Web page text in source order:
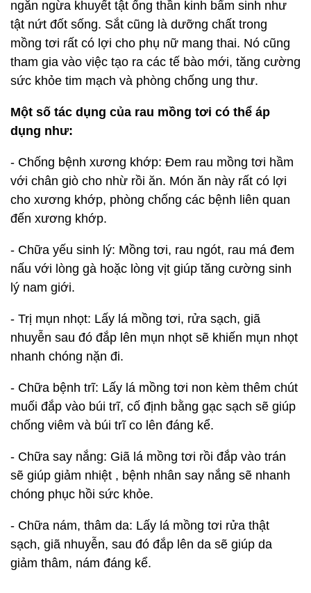
ngăn ngừa khuyết tật ống thần kinh bẩm sinh như
tật nứt đốt sống. Sắt cũng là dưỡng chất trong
mồng tơi rất có lợi cho phụ nữ mang thai. Nó cũng
tham gia vào việc tạo ra các tế bào mới, tăng cường
sức khỏe tim mạch và phòng chống ung thư.
Một số tác dụng của rau mồng tơi có thể áp
dụng như:
- Chống bệnh xương khớp: Đem rau mồng tơi hầm
với chân giò cho nhừ rồi ăn. Món ăn này rất có lợi
cho xương khớp, phòng chống các bệnh liên quan
đến xương khớp.
- Chữa yếu sinh lý: Mồng tơi, rau ngót, rau má đem
nấu với lòng gà hoặc lòng vịt giúp tăng cường sinh
lý nam giới.
- Trị mụn nhọt: Lấy lá mồng tơi, rửa sạch, giã
nhuyễn sau đó đắp lên mụn nhọt sẽ khiến mụn nhọt
nhanh chóng nặn đi.
- Chữa bệnh trĩ: Lấy lá mồng tơi non kèm thêm chút
muối đắp vào búi trĩ, cố định bằng gạc sạch sẽ giúp
chống viêm và búi trĩ co lên đáng kể.
- Chữa say nắng: Giã lá mồng tơi rồi đắp vào trán
sẽ giúp giảm nhiệt , bệnh nhân say nắng sẽ nhanh
chóng phục hồi sức khỏe.
- Chữa nám, thâm da: Lấy lá mồng tơi rửa thật
sạch, giã nhuyễn, sau đó đắp lên da sẽ giúp da
giảm thâm, nám đáng kể.